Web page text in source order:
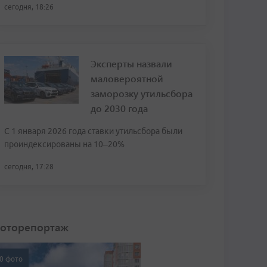
сегодня, 18:26
Эксперты назвали
маловероятной
заморозку утильсбора
до 2030 года
С 1 января 2026 года ставки утильсбора были
проиндексированы на 10–20%
сегодня, 17:28
фото